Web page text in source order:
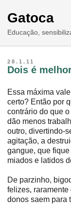
Gatoca
Educação,
28.1.11
Dois é
Essa máxima
certo? Então por
contrário do que
dão menos
outro, divertindo-
agitação, a
gangue, que
miados e latidos
De parzinho,
felizes,
donos saem para